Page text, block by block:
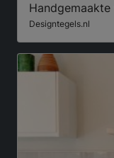
Designtegels.nl